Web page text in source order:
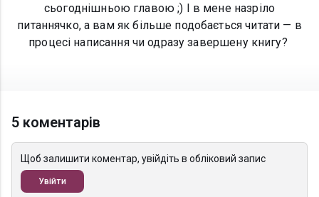
сьогоднішньою главою ;) І в мене назріло
питаннячко, а вам як більше подобається читати — в
процесі написання чи одразу завершену книгу?
5 коментарів
Щоб залишити коментар, увійдіть в обліковий запис
Увійти